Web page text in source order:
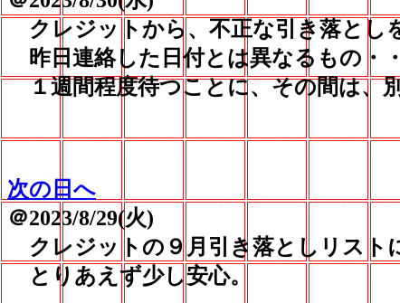
クレジットから、不正な引き落とし
昨日連絡した日付とは異なるもの・
１週間程度待つことに、その間は、
次の日へ
＠2023/8/29(火)
クレジットの９月引き落としリスト
とりあえず少し安心。